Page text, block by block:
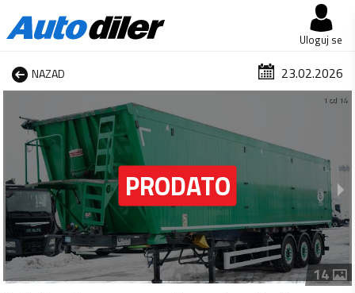
Uloguj se
NAZAD 23.02.2026
1 od 14
14